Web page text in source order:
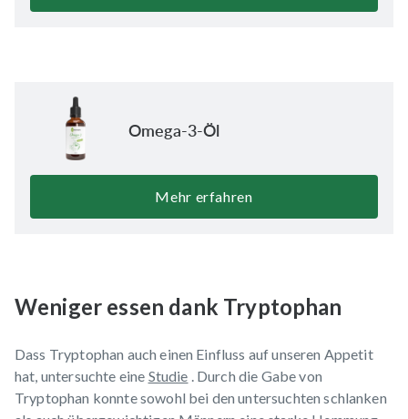
Omega-3-Öl
Mehr erfahren
Weniger essen dank Tryptophan
Dass Tryptophan auch einen Einfluss auf unseren Appetit
hat, untersuchte eine Studie . Durch die Gabe von
Tryptophan konnte sowohl bei den untersuchten schlanken